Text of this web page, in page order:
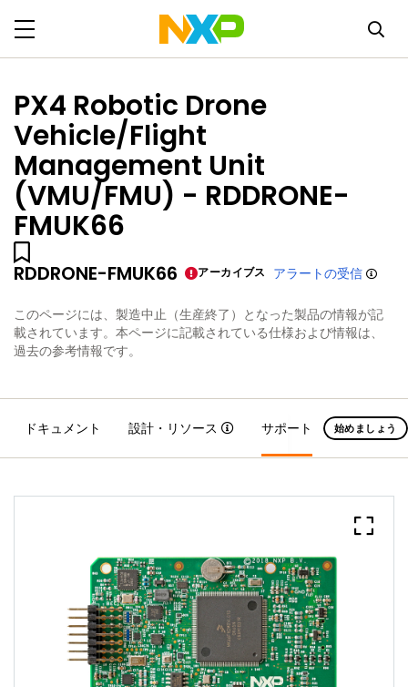
PX4 Robotic Drone
Vehicle/Flight
Management Unit
(VMU/FMU) - RDDRONE-
FMUK66
RDDRONE-FMUK66 アーカイブス アラートの受信
このページには、製造中止（生産終了）となった製品の情報が記
載されています。本ページに記載されている仕様および情報は、
過去の参考情報です。
ドキュメント 設計・リソース サポート 始めましょう